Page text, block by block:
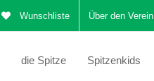
Wunschliste Über den Verein
die Spitze Spitzenkids